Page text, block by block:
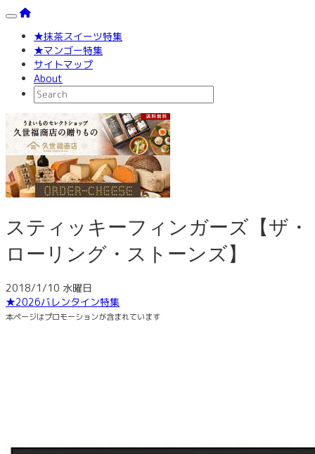
Toggle navigation
★抹茶スイーツ特集
★マンゴー特集
サイトマップ
About
スティッキーフィンガーズ【ザ・
ローリング・ストーンズ】
2018/1/10 水曜日
★2026バレンタイン特集
本ページはプロモーションが含まれています